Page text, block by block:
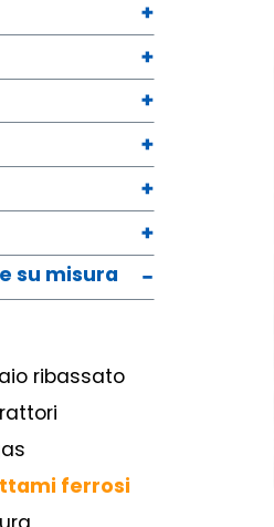
su misura
ribassato
ferrosi